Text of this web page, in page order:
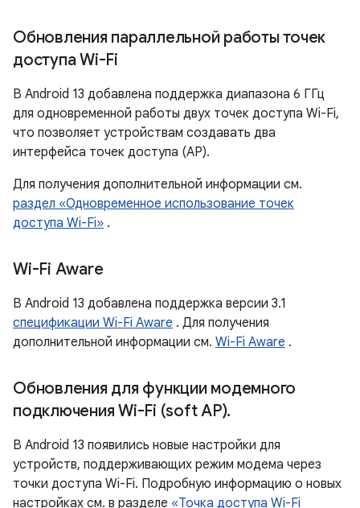
Обновления параллельной работы точек
доступа Wi-Fi
В Android 13 добавлена ​​поддержка диапазона 6 ГГц
для одновременной работы двух точек доступа Wi-Fi,
что позволяет устройствам создавать два
интерфейса точек доступа (AP).
Для получения дополнительной информации см.
раздел «Одновременное использование точек
доступа Wi-Fi» .
Wi-Fi Aware
В Android 13 добавлена ​​поддержка версии 3.1
спецификации Wi-Fi Aware . Для получения
дополнительной информации см. Wi-Fi Aware .
Обновления для функции модемного
подключения Wi-Fi (soft AP).
В Android 13 появились новые настройки для
устройств, поддерживающих режим модема через
точки доступа Wi-Fi. Подробную информацию о новых
настройках см. в разделе «Точка доступа Wi-Fi